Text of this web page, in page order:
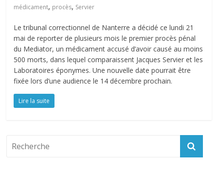
médicament, procès, Servier
Le tribunal correctionnel de Nanterre a décidé ce lundi 21
mai de reporter de plusieurs mois le premier procès pénal
du Mediator, un médicament accusé d’avoir causé au moins
500 morts, dans lequel comparaissent Jacques Servier et les
Laboratoires éponymes. Une nouvelle date pourrait être
fixée lors d’une audience le 14 décembre prochain.
Lire la suite